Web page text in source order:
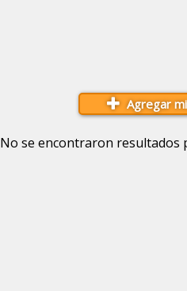
Agregar
No se encontraron resultados